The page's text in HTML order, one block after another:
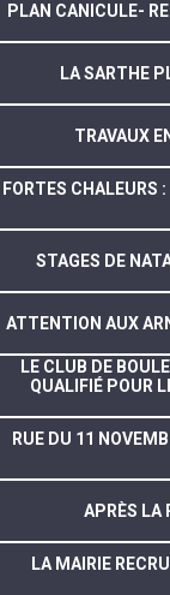
PLAN CANICULE-
LA SARTHE
TRAVAUX
FORTES CHALEURS
STAGES DE
ATTENTION AUX
LE CLUB DE
QUALIFIÉ POUR
RUE DU 11
APRÈS LA
LA MAIRIE